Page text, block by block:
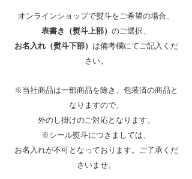
オンラインショップで熨斗をご希望の場合、
表書き（熨斗上部） のご選択、
お名入れ（熨斗下部） は備考欄にてご記入くだ
さい。
※当社商品は一部商品を除き、包装済の商品と
なりますので、
外のし掛けのご対応となります。
※シール熨斗につきましては、
お名入れが不可となっております。ご了承くだ
さいませ。